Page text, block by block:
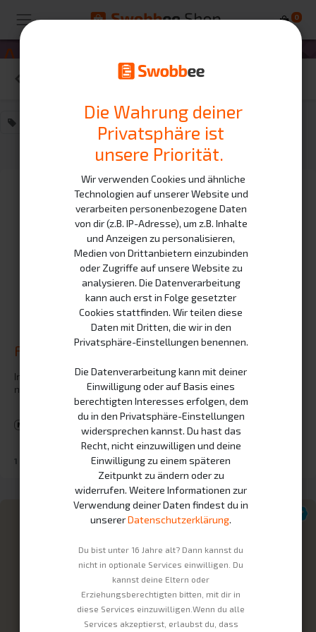
0
Alle Kurse
Filter löschen
Fertigungsvorgänge.
In this course employee will learn the basic operations that
needs to be performed while manufacturing a product.
Mittel
1 Stunde 55 Minuten
Die Wahrung deiner
Privatsphäre ist
unsere Priorität.
Wir verwenden Cookies und ähnliche
Technologien auf unserer Website und
verarbeiten personenbezogene Daten
von dir (z.B. IP-Adresse), um z.B. Inhalte
und Anzeigen zu personalisieren,
Medien von Drittanbietern einzubinden
oder Zugriffe auf unsere Website zu
analysieren. Die Datenverarbeitung
kann auch erst in Folge gesetzter
Cookies stattfinden. Wir teilen diese
Daten mit Dritten, die wir in den
Privatsphäre-Einstellungen benennen.
Die Datenverarbeitung kann mit deiner
Einwilligung oder auf Basis eines
berechtigten Interesses erfolgen, dem
du in den Privatsphäre-Einstellungen
widersprechen kannst. Du hast das
Recht, nicht einzuwilligen und deine
Einwilligung zu einem späteren
Zeitpunkt zu ändern oder zu
widerrufen. Weitere Informationen zur
Verwendung deiner Daten findest du in
unsererDatenschutzerklärung.
Du bist unter 16 Jahre alt? Dann kannst du
nicht in optionale Services einwilligen. Du
kannst deine Eltern oder
Erziehungsberechtigten bitten, mit dir in
diese Services einzuwilligen.Wenn du alle
Services akzeptierst, erlaubst du, dass